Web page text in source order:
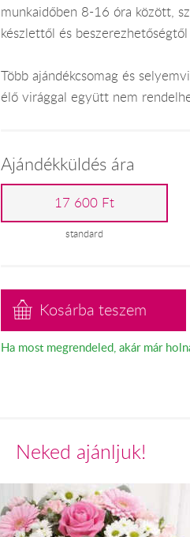
munkaidőben 8-16 óra között,
készlettől és
Több ajándékcsomag és
élő virággal együtt nem
Ajándékküldés ára
17 600 Ft
standard
Kosárba teszem
Ha most megrendeled, akár már
Neked ajánljuk!